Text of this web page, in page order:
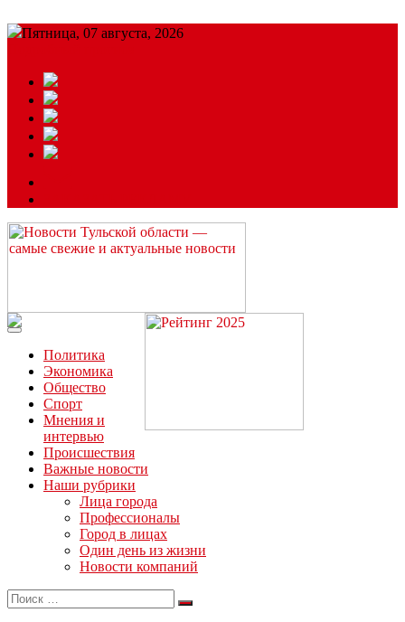
Пятница, 07 августа, 2026
Читайте последние новости дня в Тульской области на сайте
“ЗаНовомосковск”
Политика
Экономика
Общество
Спорт
Мнения и
интервью
Происшествия
Важные новости
Наши рубрики
Лица города
Профессионалы
Город в лицах
Один день из жизни
Новости компаний